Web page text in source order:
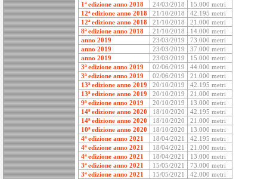
1ª edizione anno 2018
24/03/2018
15.000 metri
12ª edizione anno 2018
21/10/2018
42.195 metri
12ª edizione anno 2018
21/10/2018
21.000 metri
8ª edizione anno 2018
21/10/2018
14.000 metri
anno 2019
23/03/2019
73.000 metri
anno 2019
23/03/2019
37.000 metri
anno 2019
23/03/2019
15.000 metri
3ª edizione anno 2019
02/06/2019
44.000 metri
3ª edizione anno 2019
02/06/2019
21.000 metri
13ª edizione anno 2019
20/10/2019
42.195 metri
13ª edizione anno 2019
20/10/2019
21.000 metri
9ª edizione anno 2019
20/10/2019
13.000 metri
14ª edizione anno 2020
18/10/2020
42.195 metri
14ª edizione anno 2020
18/10/2020
21.000 metri
10ª edizione anno 2020
18/10/2020
13.000 metri
4ª edizione anno 2021
18/04/2021
42.195 metri
4ª edizione anno 2021
18/04/2021
21.000 metri
4ª edizione anno 2021
18/04/2021
13.000 metri
3ª edizione anno 2021
15/05/2021
73.000 metri
3ª edizione anno 2021
15/05/2021
42.000 metri